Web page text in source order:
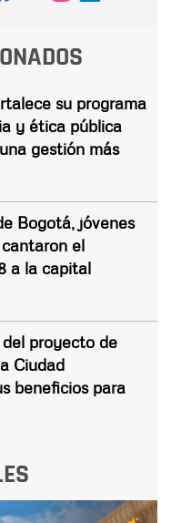
su programa
y ética pública
gestión más
Bogotá, jóvenes
el
a la capital
proyecto de
Ciudad
beneficios para